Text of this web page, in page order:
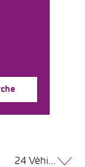
24 Véhicules par page